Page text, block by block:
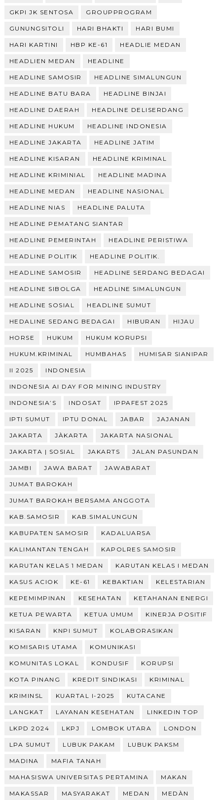
GKPI JK SENTOSA GROUPPROGRAM
GUNUNGSITOLI HARI BHAKTI HARI BUMI
HARI KARTINI HBP KE-61 HEADLIE MEDAN
HEADLIEN MEDAN HEADLINE
HEADLINE SAMOSIR HEADLINE SIMALUNGUN
HEADLINE BATU BARA HEADLINE BINJAI
HEADLINE DAERAH HEADLINE DELISERDANG
HEADLINE HUKUM HEADLINE INDONESIA
HEADLINE JAKARTA HEADLINE JATIM
HEADLINE KISARAN HEADLINE KRIMINAL
HEADLINE KRIMINIAL HEADLINE MADINA
HEADLINE MEDAN HEADLINE NASIONAL
HEADLINE NIAS HEADLINE PALUTA
HEADLINE PEMATANG SIANTAR
HEADLINE PEMERINTAH HEADLINE PERISTIWA
HEADLINE POLITIK HEADLINE POLITIK.
HEADLINE SAMOSIR HEADLINE SERDANG BEDAGAI
HEADLINE SIBOLGA HEADLINE SIMALUNGUN
HEADLINE SOSIAL HEADLINE SUMUT
HEDALINE SEDANG BEDAGAI HIBURAN HIJAU
HORSE HUKUM HUKUM KORUPSI
HUKUM.KRIMINAL HUMBAHAS HUMISAR SIANIPAR
II 2025 INDONESIA
INDONESIA AI DAY FOR MINING INDUSTRY
INDONESIA’S INDOSAT IPPAFEST 2025
IPTI SUMUT IPTU DONAL JABAR JAJANAN
JAKARTA JÀKARTA JAKARTA NASIONAL
JAKARTA | SOSIAL JAKARTS JALAN PASUNDAN
JAMBI JAWA BARAT JAWABARAT
JUMAT BAROKAH
JUMAT BAROKAH BERSAMA ANGGOTA
KAB.SAMOSIR KAB.SIMALUNGUN
KABUPATEN SAMOSIR KADALUARSA
KALIMANTAN TENGAH KAPOLRES SAMOSIR
KARUTAN KELAS 1 MEDAN KARUTAN KELAS I MEDAN
KASUS ACIOK KE-61 KEBAKTIAN KELESTARIAN
KEPEMIMPINAN KESEHATAN KETAHANAN ENERGI
KETUA PEWARTA KETUA UMUM KINERJA POSITIF
KISARAN KNPI SUMUT KOLABORASIKAN
KOMISARIS UTAMA KOMUNIKASI
KOMUNITAS LOKAL KONDUSIF KORUPSI
KOTA PINANG KREDIT SINDIKASI KRIMINAL
KRIMINSL KUARTAL I-2025 KUTACANE
LANGKAT LAYANAN KESEHATAN LINKEDIN TOP
LKPD 2024 LKPJ LOMBOK UTARA LONDON
LPA SUMUT LUBUK PAKAM LUBUK PAKSM
MADINA MAFIA TANAH
MAHASISWA UNIVERSITAS PERTAMINA MAKAN
MAKASSAR MASYARAKAT MEDAN MEDÀN